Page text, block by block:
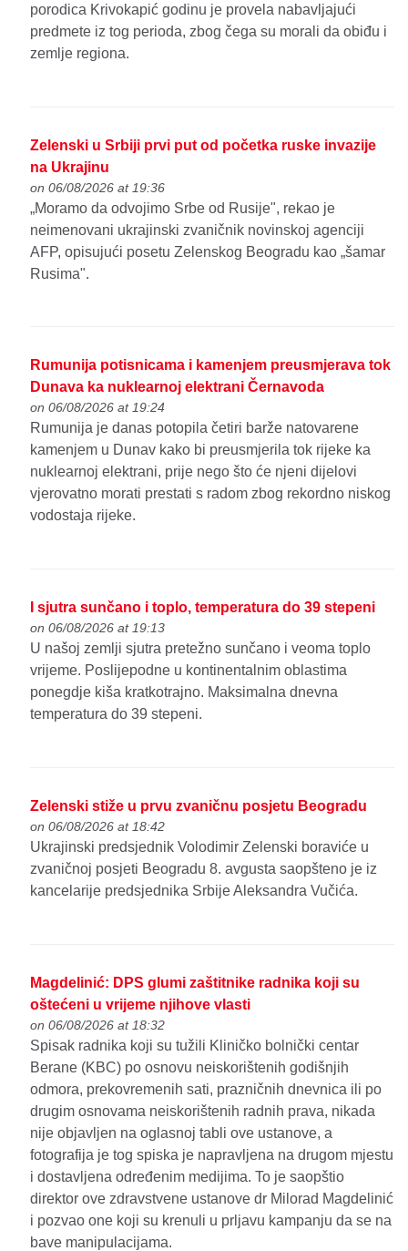
porodica Krivokapić godinu je provela nabavljajući
predmete iz tog perioda, zbog čega su morali da obiđu i
zemlje regiona.
Zelenski u Srbiji prvi put od početka ruske invazije
na Ukrajinu
on 06/08/2026 at 19:36
„Moramo da odvojimo Srbe od Rusije", rekao je
neimenovani ukrajinski zvaničnik novinskoj agenciji
AFP, opisujući posetu Zelenskog Beogradu kao „šamar
Rusima".
Rumunija potisnicama i kamenjem preusmjerava tok
Dunava ka nuklearnoj elektrani Černavoda
on 06/08/2026 at 19:24
Rumunija je danas potopila četiri barže natovarene
kamenjem u Dunav kako bi preusmjerila tok rijeke ka
nuklearnoj elektrani, prije nego što će njeni dijelovi
vjerovatno morati prestati s radom zbog rekordno niskog
vodostaja rijeke.
I sjutra sunčano i toplo, temperatura do 39 stepeni
on 06/08/2026 at 19:13
U našoj zemlji sjutra pretežno sunčano i veoma toplo
vrijeme. Poslijepodne u kontinentalnim oblastima
ponegdje kiša kratkotrajno. Maksimalna dnevna
temperatura do 39 stepeni.
Zelenski stiže u prvu zvaničnu posjetu Beogradu
on 06/08/2026 at 18:42
Ukrajinski predsjednik Volodimir Zelenski boraviće u
zvaničnoj posjeti Beogradu 8. avgusta saopšteno je iz
kancelarije predsjednika Srbije Aleksandra Vučića.
Magdelinić: DPS glumi zaštitnike radnika koji su
oštećeni u vrijeme njihove vlasti
on 06/08/2026 at 18:32
Spisak radnika koji su tužili Kliničko bolnički centar
Berane (KBC) po osnovu neiskorištenih godišnjih
odmora, prekovremenih sati, prazničnih dnevnica ili po
drugim osnovama neiskorištenih radnih prava, nikada
nije objavljen na oglasnoj tabli ove ustanove, a
fotografija je tog spiska je napravljena na drugom mjestu
i dostavljena određenim medijima. To je saopštio
direktor ove zdravstvene ustanove dr Milorad Magdelinić
i pozvao one koji su krenuli u prljavu kampanju da se na
bave manipulacijama.